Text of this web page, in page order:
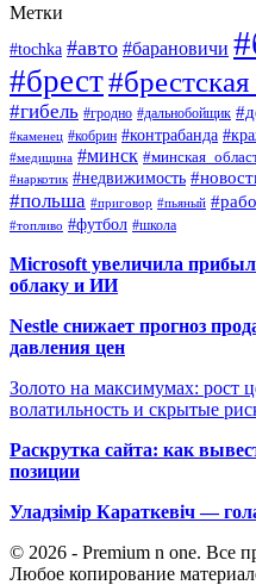
Метки
#tochka #авто #барановичи
#брест
#гибель #гродно #дальнобойщик
#каменец #кобрин #контрабанда
#медицина #минск
#наркотик #недвижимость
#польша #приговор #пьяный
#топливо #футбол #школа
Microsoft увеличила
облаку и ИИ
Nestle снижает прогноз
давления цен
Золото на максимумах: рост
волатильность и скрытые
Раскрутка сайта: как
позиции
Уладзімір Караткевіч —
© 2026 - Premium n one. Все
Любое копирование